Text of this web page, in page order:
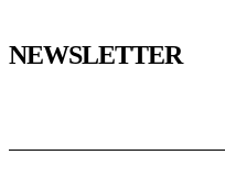
NEWSLETTER